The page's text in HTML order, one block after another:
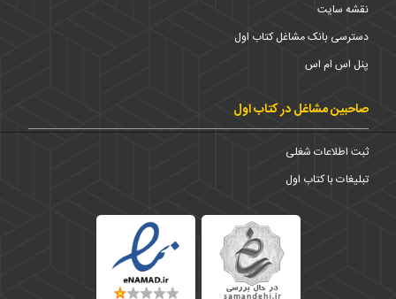
نقشه سایت
دسترسی بانک مشاغل کتاب اول
پنل اس ام اس
صاحبین مشاغل در کتاب اول
ثبت اطلاعات شغلی
تبلیغات با کتاب اول